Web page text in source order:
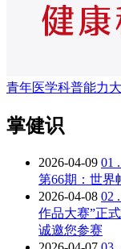
青年医学科普能力
掌健识
2026-04-09 01 .
第66期：世界
2026-04-08 02 .
作品大赛”正
诚邀您参赛